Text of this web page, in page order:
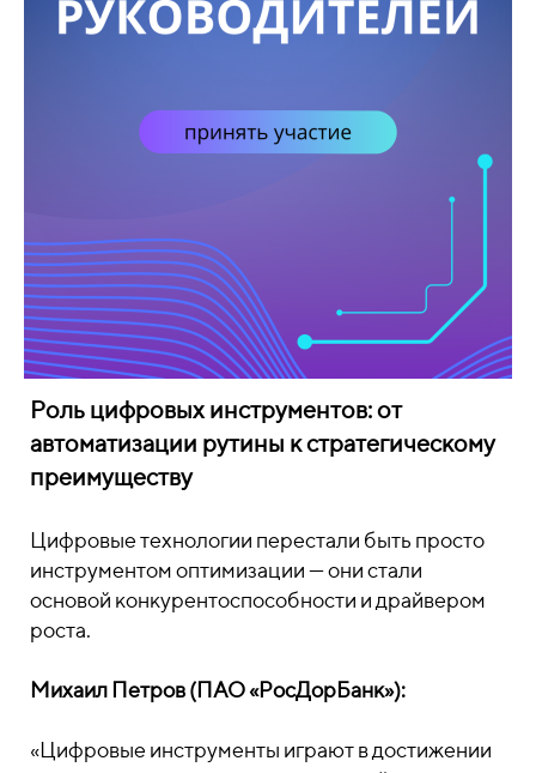
Роль цифровых инструментов: от
автоматизации рутины к стратегическому
преимуществу
Цифровые технологии перестали быть просто
инструментом оптимизации — они стали
основой конкурентоспособности и драйвером
роста.
Михаил Петров (ПАО «РосДорБанк»):
«Цифровые инструменты играют в достижении